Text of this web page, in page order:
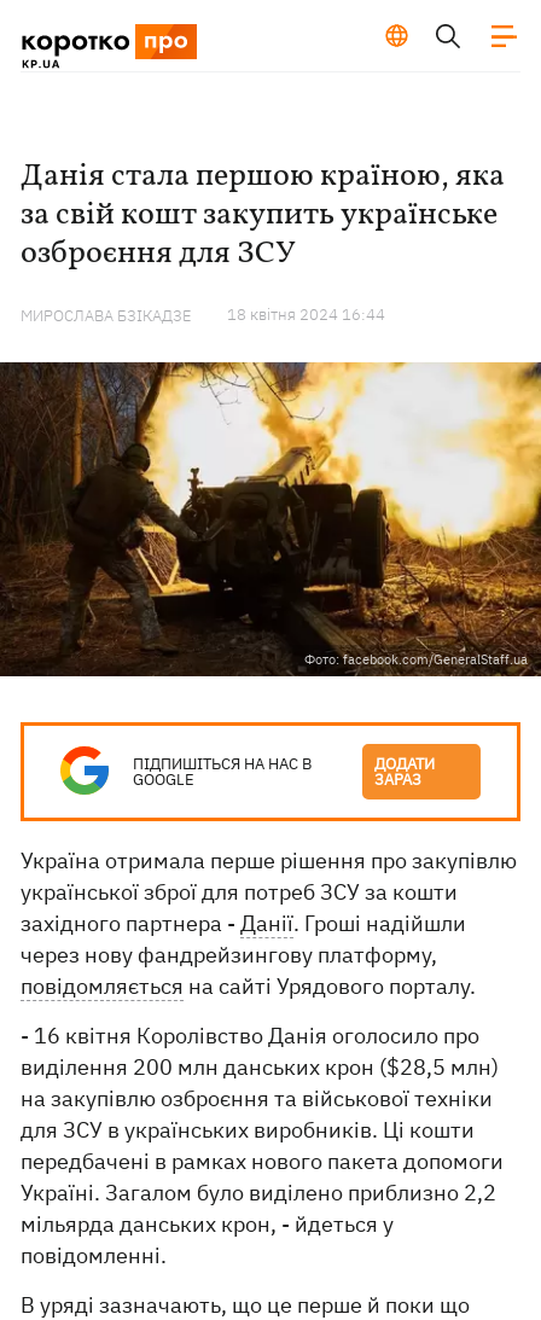
Данія стала першою країною, яка
за свій кошт закупить українське
озброєння для ЗСУ
МИРОСЛАВА БЗІКАДЗЕ 18 квiтня 2024 16:44
Фото: facebook.com/GeneralStaff.ua
ПІДПИШІТЬСЯ НА НАС В
GOOGLE
ДОДАТИ
ЗАРАЗ
Україна отримала перше рішення про закупівлю
української зброї для потреб ЗСУ за кошти
західного партнера -Данії. Гроші надійшли
через нову фандрейзингову платформу,
повідомляється на сайті Урядового порталу.
- 16 квітня Королівство Данія оголосило про
виділення 200 млн данських крон ($28,5 млн)
на закупівлю озброєння та військової техніки
для ЗСУ в українських виробників. Ці кошти
передбачені в рамках нового пакета допомоги
Україні. Загалом було виділено приблизно 2,2
мільярда данських крон, - йдеться у
повідомленні.
В уряді зазначають, що це перше й поки що